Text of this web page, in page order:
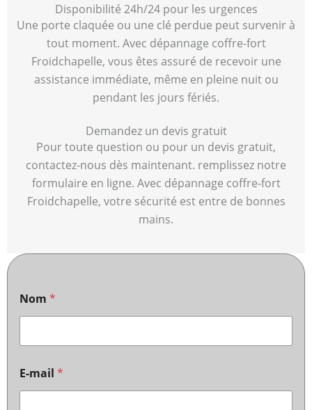
Disponibilité 24h/24 pour les urgences
Une porte claquée ou une clé perdue peut survenir à
tout moment. Avec dépannage coffre-fort
Froidchapelle, vous êtes assuré de recevoir une
assistance immédiate, même en pleine nuit ou
pendant les jours fériés.
Demandez un devis gratuit
Pour toute question ou pour un devis gratuit,
contactez-nous dès maintenant. remplissez notre
formulaire en ligne. Avec dépannage coffre-fort
Froidchapelle, votre sécurité est entre de bonnes
mains.
Nom *
E-mail *